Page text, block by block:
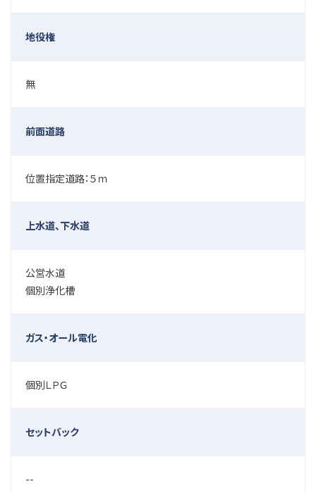
地役権
無
前面道路
位置指定道路：５ｍ
上水道、下水道
公営水道
個別浄化槽
ガス・オール電化
個別ＬＰＧ
セットバック
--